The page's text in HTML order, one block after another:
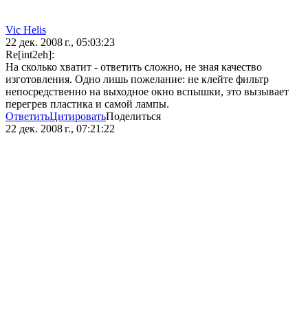
Vic Hеlis
22 дек. 2008 г., 05:03:23
Re[int2eh]:
На сколько хватит - ответить сложно, не зная качество
изготовления. Одно лишь пожелание: не клейте фильтр
непосредственно на выходное окно вспышки, это вызывает
перегрев пластика и самой лампы.
ОтветитьЦитироватьПоделиться
22 дек. 2008 г., 07:21:22